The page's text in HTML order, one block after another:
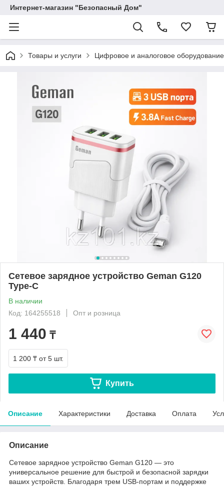
Интернет-магазин "Безопасный Дом"
Товары и услуги Цифровое и аналоговое оборудование
Сетевое зарядное устройство Geman G120
Type-C
В наличии
Код: 164255518
Опт и розница
1 440 ₸
1 200 ₸ от 5 шт.
Купить
Описание Характеристики Доставка Оплата
Описание
Сетевое зарядное устройство Geman G120 — это
универсальное решение для быстрой и безопасной зарядки
ваших устройств. Благодаря трем USB-портам и поддержке